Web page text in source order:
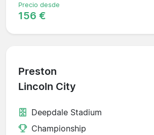
Precio desde
156 €
Preston
Lincoln City
Deepdale Stadium
Championship